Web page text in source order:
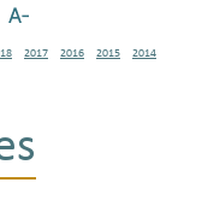
2017 2016 2015
2014